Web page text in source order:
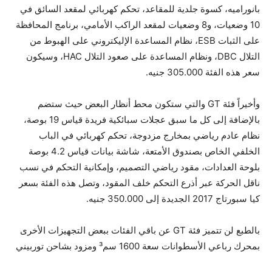
بانوراميه، كسوة جلدية للمقاعد، تحكم كهربائي لمقعد السائق في
10 وضعيات، و8 وضعيات لمقعد الراكب الأمامي، برنامج المحافظة
على الثبات ESB، نظام المساعدة الإليكتروني على الهبوط من
التلال DBC، ونظام المساعدة على صعود التلال HAC، وسيكون
سعر هذه الفئة 305.000 جنيه.
وأخيراً فئة GT والتي ستكون محط أنظار البعض حيث ستضم
بالإضافة إلى كل ما سبق عجلات سبائكية فريدة قياس 19 بوصة،
نظام عادم رياضي بمخارج مزدوجة، تحكم كهربائي في الباب
الخلفي الخاص بصندوق الأمتعة، شاشة بيانات قياس 4.2 بوصة
بلوحة العدادات، مقود رياضي التصميم، وإمكانية التحكم في نسب
ناقل الحركة عبر أذرع التحكم خلف المقود، وتصل هذه الفئة بسعر
كيا سبورتاج 2017 الجديدة إلى 350.000 جنيه.
بالطبع لن تتميز فئة GT عن باقي الفئات ببعض التجهيزات الأخرى
بمحرك رباعي الأسطوانات سعة 1600 سم³ ومزود بشاحن توربيني